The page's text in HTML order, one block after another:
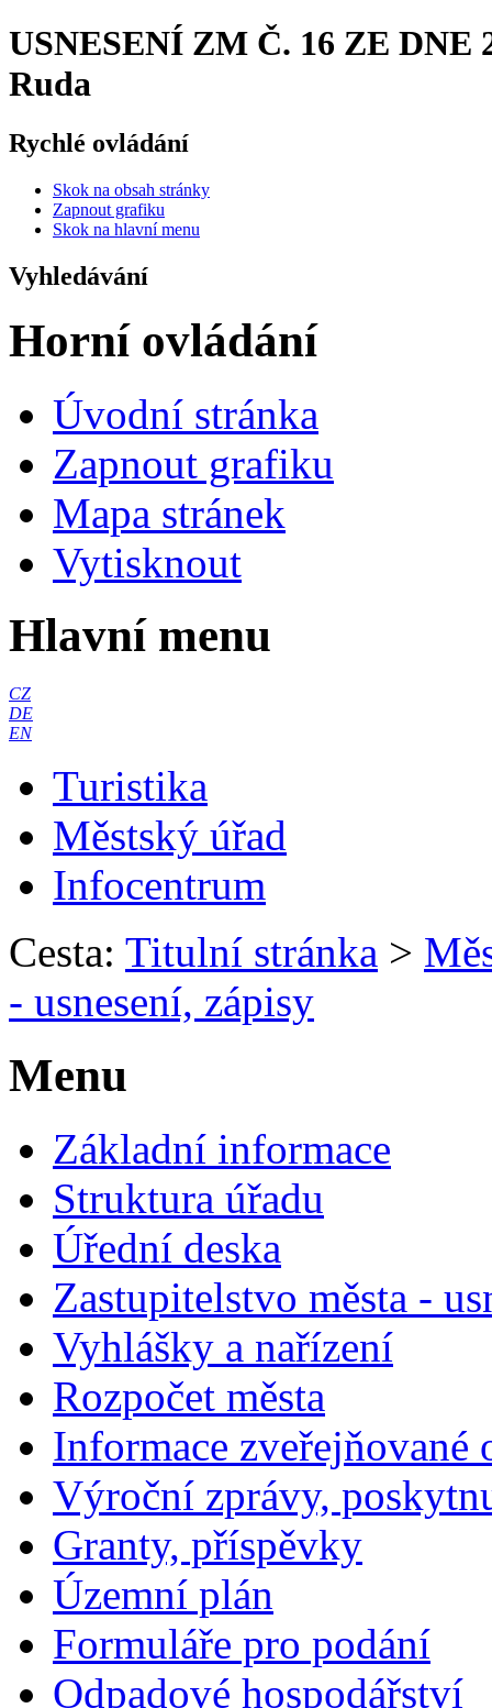
USNESENÍ ZM Č. 16 ZE DNE
Ruda
Rychlé ovládání
Skok na obsah stránky
Zapnout grafiku
Skok na hlavní menu
Vyhledávání
Horní ovládání
Úvodní stránka
Zapnout grafiku
Mapa stránek
Vytisknout
Hlavní menu
CZ
DE
EN
Turistika
Městský úřad
Infocentrum
Cesta: Titulní stránka >
- usnesení, zápisy
Menu
Základní informace
Struktura úřadu
Úřední deska
Zastupitelstvo města -
Vyhlášky a nařízení
Rozpočet města
Informace zveřejňované
Výroční zprávy,
Granty, příspěvky
Územní plán
Formuláře pro podání
Odpadové hospodářství